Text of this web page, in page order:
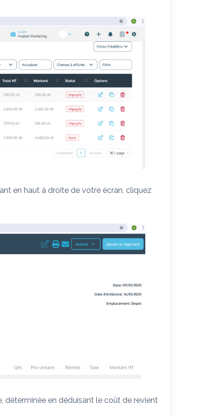
en haut à droite de votre écran, cliquez
déterminée en déduisant le coût de revient